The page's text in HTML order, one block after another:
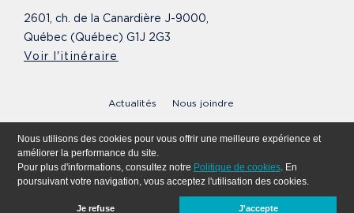
Nous utilisons des cookies pour vous offrir une meilleure expérience et
améliorer la performance du site.
Pour plus d'informations, consultez notre Politique de cookies. En
poursuivant votre navigation, vous acceptez l'utilisation des cookies.
Je refuse J'accepte
2601, ch. de la Canardière J-9000,
Québec (Québec) G1J 2G3
Voir l'itinéraire
Actualités Nous joindre
© 2020 - 2026 Fondation Cervo. Tous droits réservés.
Politique de cookies